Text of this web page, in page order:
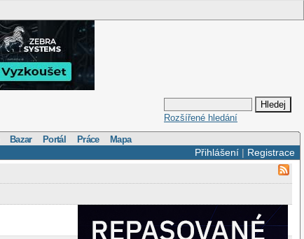
Rozšířené hledání
Bazar Portál Práce Mapa
Přihlášení| Registrace